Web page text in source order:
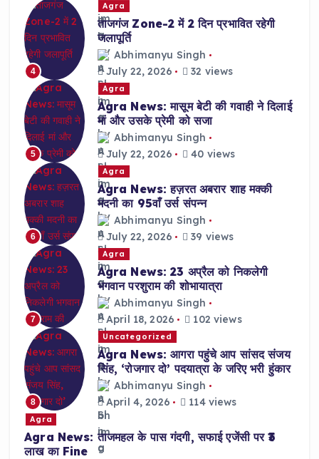
4
Agra
ताजगंज Zone-2 में 2 दिन प्रभावित रहेगी
जलापूर्ति
Abhimanyu Singh
July 22, 2026
32 views
5
Agra
Agra News: मासूम बेटी की गवाही ने दिलाई
मां और उसके प्रेमी को सजा
Abhimanyu Singh
July 22, 2026
40 views
6
Agra
Agra News: हज़रत अबरार शाह मक्की
मदनी का 95वाँ उर्स संपन्न
Abhimanyu Singh
July 22, 2026
39 views
7
Agra
Agra News: 23 अप्रैल को निकलेगी
भगवान परशुराम की शोभायात्रा
Abhimanyu Singh
April 18, 2026
102 views
8
Uncategorized
Agra News: आगरा पहुंचे आप सांसद संजय
सिंह, ‘रोजगार दो’ पदयात्रा के जरिए भरी हुंकार
Abhimanyu Singh
April 4, 2026
114 views
Agra
Agra News: ताजमहल के पास गंदगी, सफाई एजेंसी पर ₹3
लाख का Fine